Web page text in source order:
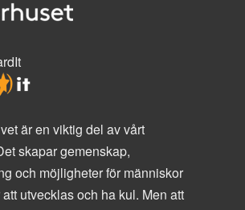
är en viktig del av vårt
skapar gemenskap,
och möjligheter för människor
utvecklas och ha kul. Men att